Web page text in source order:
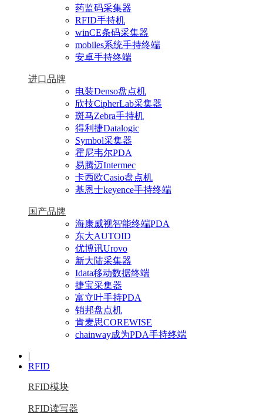
药监码采集器
RFID手持机
winCE条码采集器
mobiles系统手持终端
安卓手持终端
进口品牌
电装Denso盘点机
欣技CipherLab采集器
斑马Zebra手持机
得利捷Datalogic
Symbol采集器
霍尼韦尔PDA
易腾迈Intermec
卡西欧Casio盘点机
基恩士keyence手持终端
国产品牌
海康威视智能终端PDA
东大AUTOID
优博讯Urovo
新大陆采集器
Idata移动数据终端
捷宝采集器
富立叶手持PDA
销邦盘点机
肯麦思COREWISE
chainway成为PDA手持终端
|
RFID
RFID模块
RFID读写器